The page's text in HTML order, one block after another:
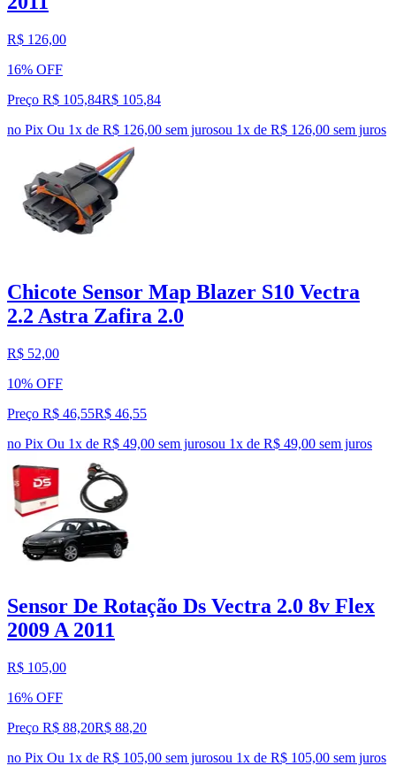
R$ 126,00
16% OFF
Preço R$ 105,84R$ 105,84
no Pix Ou 1x de R$ 126,00 sem jurosou 1x de R$ 126,00 sem juros
Chicote Sensor Map Blazer S10 Vectra
2.2 Astra Zafira 2.0
R$ 52,00
10% OFF
Preço R$ 46,55R$ 46,55
no Pix Ou 1x de R$ 49,00 sem jurosou 1x de R$ 49,00 sem juros
Sensor De Rotação Ds Vectra 2.0 8v Flex
2009 A 2011
R$ 105,00
16% OFF
Preço R$ 88,20R$ 88,20
no Pix Ou 1x de R$ 105,00 sem jurosou 1x de R$ 105,00 sem juros